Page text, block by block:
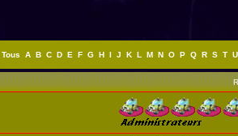
Tous A B C D E F G H I J K L M N O P Q R S T U